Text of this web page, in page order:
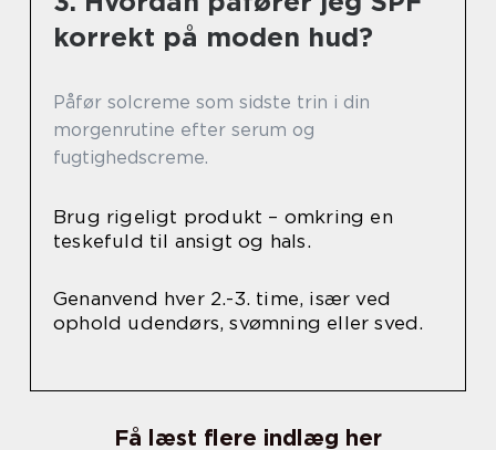
korrekt på moden hud?
Påfør solcreme som sidste trin i din
morgenrutine efter serum og
fugtighedscreme.
Brug rigeligt produkt – omkring en
teskefuld til ansigt og hals.
Genanvend hver 2.-3. time, især ved
ophold udendørs, svømning eller sved.
Få læst flere indlæg her